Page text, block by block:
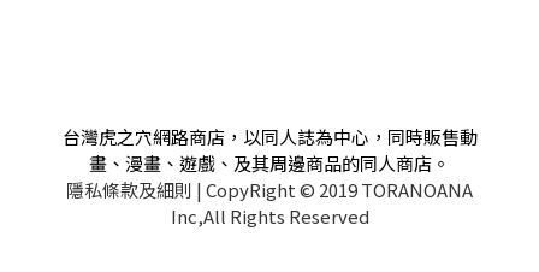
台灣虎之穴網路商店，以同人誌為中心，同時販售動
畫、漫畫、遊戲、及其周邊商品的同人商店。
隱私條款及細則 | CopyRight © 2019 TORANOANA
Inc,All Rights Reserved